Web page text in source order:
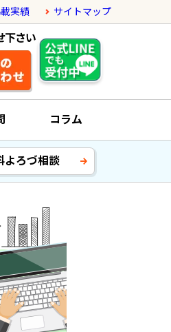
実績 サイトマップ
コラム
よろづ相談